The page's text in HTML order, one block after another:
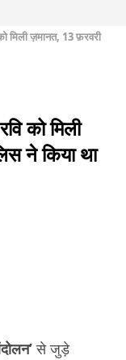
मिली ज़मानत, 13 फ़रवरी
को मिली
ने किया था
से जुड़े